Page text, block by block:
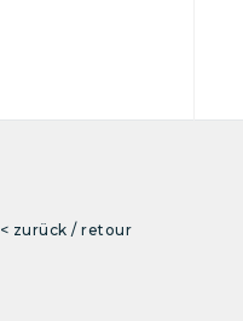
< zurück / retour